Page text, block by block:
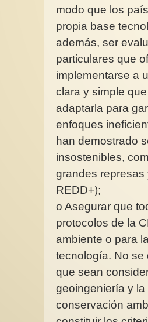
modo que los
propia base
además, ser
particulares que
implementarse a
clara y simple
adaptarla para
enfoques
han demostrado
insostenibles,
grandes
REDD+);
o Asegurar que
protocolos de la
ambiente o para
tecnología. No se
que sean
geoingeniería y
conservación